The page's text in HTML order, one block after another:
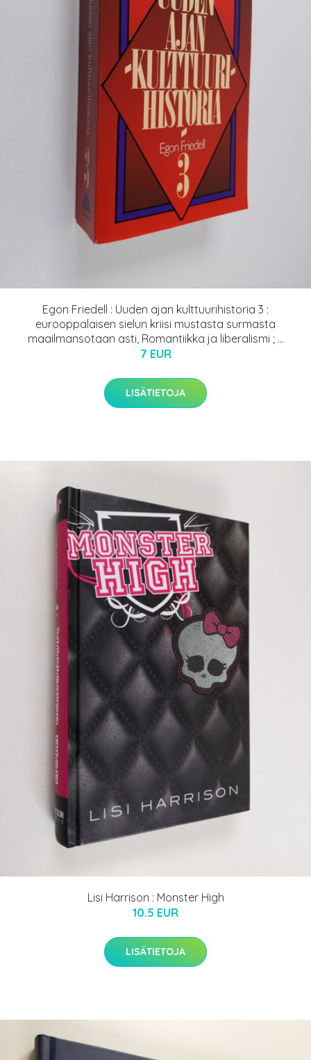
Egon Friedell : Uuden ajan kulttuurihistoria 3 :
eurooppalaisen sielun kriisi mustasta surmasta
maailmansotaan asti, Romantiikka ja liberalismi ; ...
7 EUR
LISÄTIETOJA
Lisi Harrison : Monster High
10.5 EUR
LISÄTIETOJA